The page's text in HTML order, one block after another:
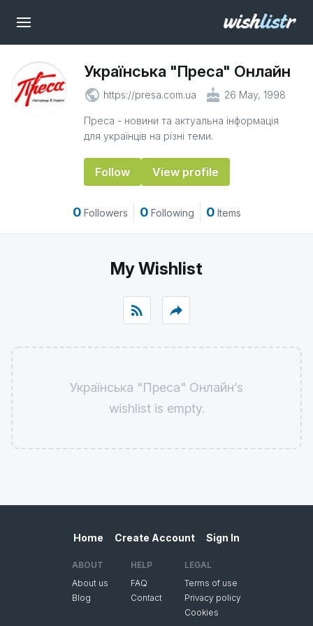
Українська "Преса" Онлайн
public https://presa.com.ua cake 26 May, 1998
Преса - новини та актуальна інформація
для українців на різні теми.
Follow View profile
0 Followers 0 Following 0 Items
My Wishlist
rss_feed reply
Українська "Преса" Онлайн’s
wishlist is empty.
Home Create Account Sign In
ABOUT
About us
Blog
HELP
FAQ
Contact
LEGAL
Terms of use
Privacy policy
Cookies